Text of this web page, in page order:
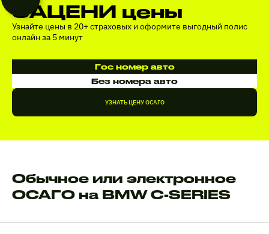
ЗАЦЕНИ цены
Узнайте цены в 20+ страховых и оформите выгодный полис
онлайн за 5 минут
Гос номер авто
Без номера авто
УЗНАТЬ ЦЕНУ ОСАГО
Обычное или электронное
ОСАГО на BMW C-SERIES